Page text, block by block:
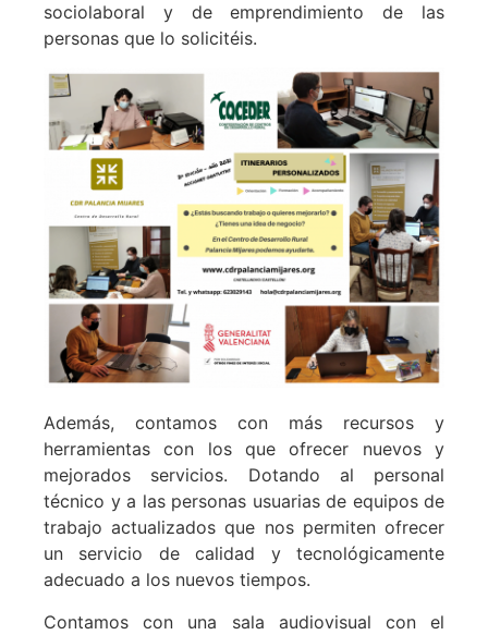
sociolaboral y de emprendimiento de las
personas que lo solicitéis.
Además, contamos con más recursos y
herramientas con los que ofrecer nuevos y
mejorados servicios. Dotando al personal
técnico y a las personas usuarias de equipos de
trabajo actualizados que nos permiten ofrecer
un servicio de calidad y tecnológicamente
adecuado a los nuevos tiempos.
Contamos con una sala audiovisual con el